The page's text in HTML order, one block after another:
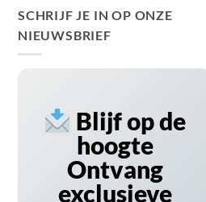
SCHRIJF JE IN OP ONZE
NIEUWSBRIEF
Blijf op de
hoogte
Ontvang
exclusieve